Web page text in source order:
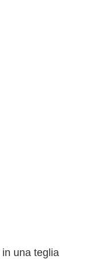
una teglia